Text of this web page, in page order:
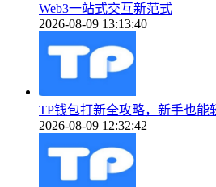
Web3一站式交互新范式
2026-08-09 13:13:40
TP钱包打新全攻略，新手也能
2026-08-09 12:32:42